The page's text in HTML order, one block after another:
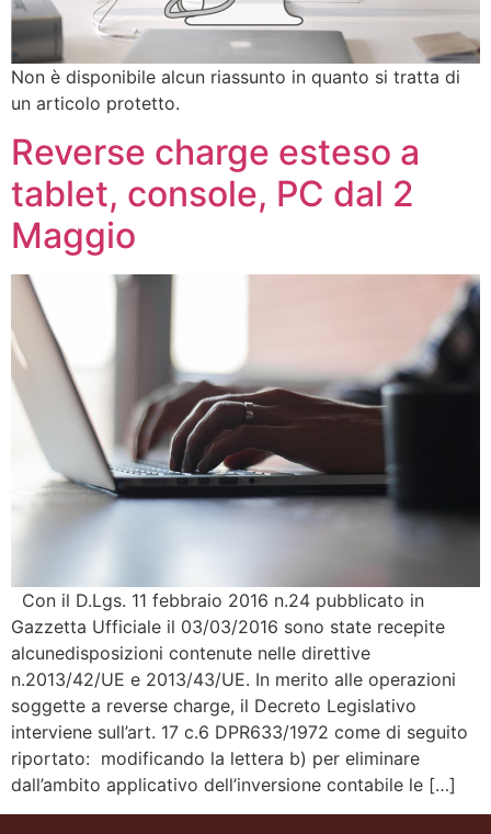
Non è disponibile alcun riassunto in quanto si tratta di
un articolo protetto.
Reverse charge esteso a
tablet, console, PC dal 2
Maggio
Con il D.Lgs. 11 febbraio 2016 n.24 pubblicato in
Gazzetta Ufficiale il 03/03/2016 sono state recepite
alcunedisposizioni contenute nelle direttive
n.2013/42/UE e 2013/43/UE. In merito alle operazioni
soggette a reverse charge, il Decreto Legislativo
interviene sull’art. 17 c.6 DPR633/1972 come di seguito
riportato: modificando la lettera b) per eliminare
dall’ambito applicativo dell’inversione contabile le […]